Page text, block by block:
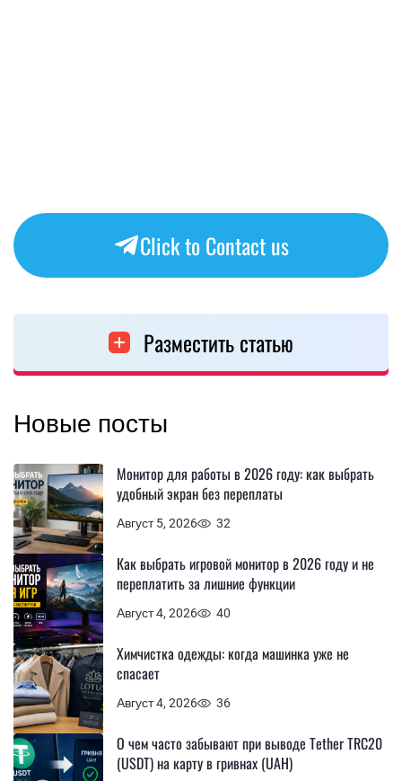
Click to Contact us
Разместить статью
Новые посты
Август 5, 2026 32
Монитор для работы в 2026 году: как выбрать
удобный экран без переплаты
Август 4, 2026 40
Как выбрать игровой монитор в 2026 году и не
переплатить за лишние функции
Август 4, 2026 36
Химчистка одежды: когда машинка уже не
спасает
О чем часто забывают при выводе Tether TRC20
(USDT) на карту в гривнах (UAH)